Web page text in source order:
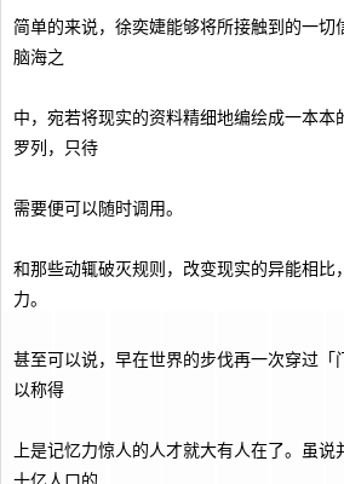
简单的来说，徐奕婕能够将所接触到的一切
脑海之
中，宛若将现实的资料精细地编绘成一本本
罗列，只待
需要便可以随时调用。
和那些动辄破灭规则，改变现实的异能相比
力。
甚至可以说，早在世界的步伐再一次穿过「
以称得
上是记忆力惊人的人才就大有人在了。虽